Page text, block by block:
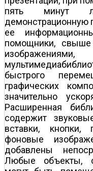
пять минут
демонстрационную
ее
помощники,
быстрого
графических
значительно
Расширенная
содержит
вставки, кнопки,
фоновые
добавлены
Любые объекты,